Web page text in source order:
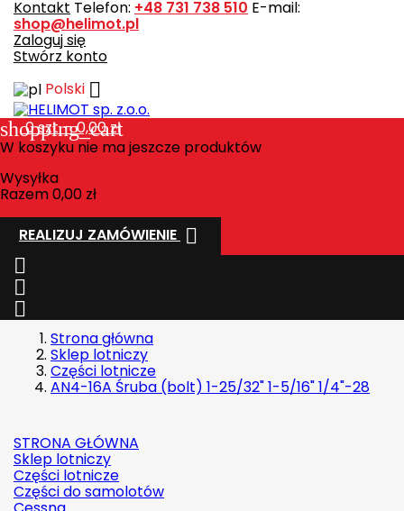
Kontakt Telefon: +48 731 738 510 E-mail:
shop@helimot.pl
Zaloguj się
Stwórz konto
Polski 
shopping_cart
0szt. - 0,00 zł
W koszyku nie ma jeszcze produktów
Wysyłka
Razem0,00 zł
REALIZUJ ZAMÓWIENIE 



Strona główna
Sklep lotniczy
Części lotnicze
AN4-16A Śruba (bolt) 1-25/32" 1-5/16" 1/4"-28
STRONA GŁÓWNA
Sklep lotniczy
Części lotnicze
Części do samolotów